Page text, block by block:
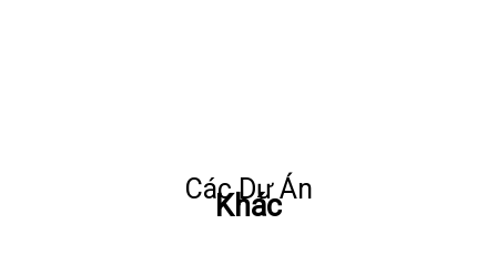
Các Dự Án
Khác